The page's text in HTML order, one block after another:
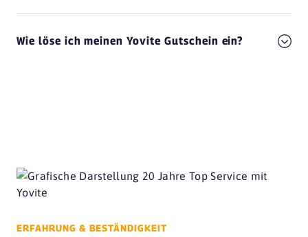
Wie löse ich meinen Yovite Gutschein ein?
ERFAHRUNG & BESTÄNDIGKEIT